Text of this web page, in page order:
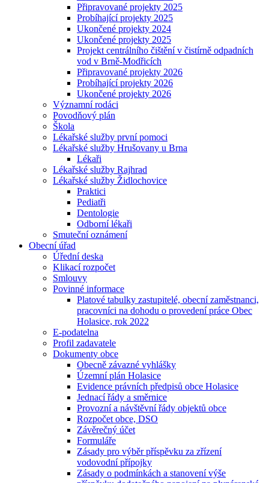
Připravované projekty 2025
Probíhající projekty 2025
Ukončené projekty 2024
Ukončené projekty 2025
Projekt centrálního čištění v čistírně odpadních
vod v Brně-Modřicích
Připravované projekty 2026
Probíhající projekty 2026
Ukončené projekty 2026
Významní rodáci
Povodňový plán
Škola
Lékařské služby první pomoci
Lékařské služby Hrušovany u Brna
Lékaři
Lékařské služby Rajhrad
Lékařské služby Židlochovice
Praktici
Pediatři
Dentologie
Odborní lékaři
Smuteční oznámení
Obecní úřad
Úřední deska
Klikací rozpočet
Smlouvy
Povinné informace
Platové tabulky zastupitelé, obecní zaměstnanci,
pracovníci na dohodu o provedení práce Obec
Holasice, rok 2022
E-podatelna
Profil zadavatele
Dokumenty obce
Obecně závazné vyhlášky
Územní plán Holasice
Evidence právních předpisů obce Holasice
Jednací řády a směrnice
Provozní a návštěvní řády objektů obce
Rozpočet obce, DSO
Závěrečný účet
Formuláře
Zásady pro výběr příspěvku za zřízení
vodovodní přípojky
Zásady o podmínkách a stanovení výše